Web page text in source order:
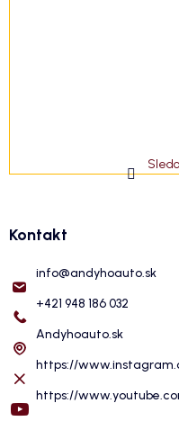
Kontakt
info@andyhoauto.sk
+421 948 186 032
Andyhoauto.sk
https://
https://